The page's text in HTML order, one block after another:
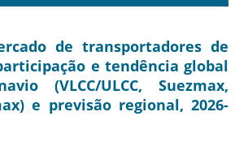
de transportadores de
e tendência global
(VLCC/ULCC, Suezmax,
e previsão regional, 2026-